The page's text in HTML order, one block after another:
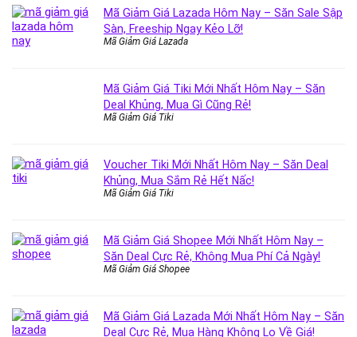
Mã Giảm Giá Lazada Hôm Nay – Săn Sale Sập
Sàn, Freeship Ngay Kẻo Lỡ!
Mã Giảm Giá Lazada
Mã Giảm Giá Tiki Mới Nhất Hôm Nay – Săn
Deal Khủng, Mua Gì Cũng Rẻ!
Mã Giảm Giá Tiki
Voucher Tiki Mới Nhất Hôm Nay – Săn Deal
Khủng, Mua Sắm Rẻ Hết Nấc!
Mã Giảm Giá Tiki
Mã Giảm Giá Shopee Mới Nhất Hôm Nay –
Săn Deal Cực Rẻ, Không Mua Phí Cả Ngày!
Mã Giảm Giá Shopee
Mã Giảm Giá Lazada Mới Nhất Hôm Nay – Săn
Deal Cực Rẻ, Mua Hàng Không Lo Về Giá!